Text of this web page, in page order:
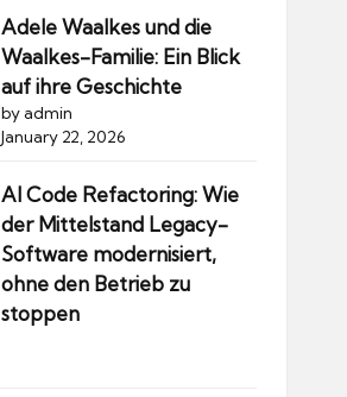
Adele Waalkes und die
Waalkes-Familie: Ein Blick
auf ihre Geschichte
by admin
January 22, 2026
AI Code Refactoring: Wie
der Mittelstand Legacy-
Software modernisiert,
ohne den Betrieb zu
stoppen